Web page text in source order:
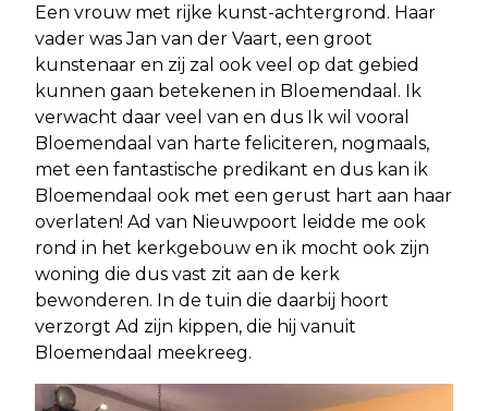
Een vrouw met rijke kunst-achtergrond. Haar
vader was Jan van der Vaart, een groot
kunstenaar en zij zal ook veel op dat gebied
kunnen gaan betekenen in Bloemendaal. Ik
verwacht daar veel van en dus Ik wil vooral
Bloemendaal van harte feliciteren, nogmaals,
met een fantastische predikant en dus kan ik
Bloemendaal ook met een gerust hart aan haar
overlaten! Ad van Nieuwpoort leidde me ook
rond in het kerkgebouw en ik mocht ook zijn
woning die dus vast zit aan de kerk
bewonderen. In de tuin die daarbij hoort
verzorgt Ad zijn kippen, die hij vanuit
Bloemendaal meekreeg.